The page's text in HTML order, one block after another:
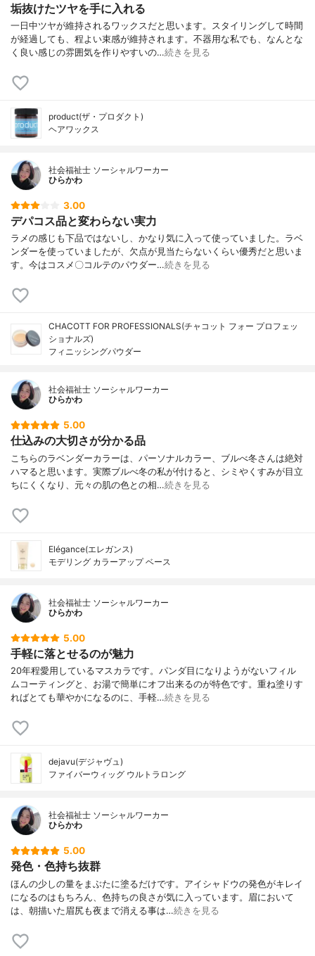
垢抜けたツヤを手に入れる
一日中ツヤが維持されるワックスだと思います。スタイリングして時間
が経過しても、程よい束感が維持されます。不器用な私でも、なんとな
く良い感じの雰囲気を作りやすいの…続きを見る
product(ザ・プロダクト)
ヘアワックス
社会福祉士 ソーシャルワーカー
ひらかわ
3.00
デパコス品と変わらない実力
ラメの感じも下品ではないし、かなり気に入って使っていました。ラベ
ンダーを使っていましたが、欠点が見当たらないくらい優秀だと思いま
す。今はコスメ〇コルテのパウダー…続きを見る
CHACOTT FOR PROFESSIONALS(チャコット フォー プロフェッ
ショナルズ)
フィニッシングパウダー
社会福祉士 ソーシャルワーカー
ひらかわ
5.00
仕込みの大切さが分かる品
こちらのラベンダーカラーは、パーソナルカラー、ブルべ冬さんは絶対
ハマると思います。実際ブルべ冬の私が付けると、シミやくすみが目立
ちにくくなり、元々の肌の色との相…続きを見る
Elégance(エレガンス)
モデリング カラーアップ ベース
社会福祉士 ソーシャルワーカー
ひらかわ
5.00
手軽に落とせるのが魅力
20年程愛用しているマスカラです。パンダ目になりようがないフィル
ムコーティングと、お湯で簡単にオフ出来るのが特色です。重ね塗りす
ればとても華やかになるのに、手軽…続きを見る
dejavu(デジャヴュ)
ファイバーウィッグ ウルトラロング
社会福祉士 ソーシャルワーカー
ひらかわ
5.00
発色・色持ち抜群
ほんの少しの量をまぶたに塗るだけです。アイシャドウの発色がキレイ
になるのはもちろん、色持ちの良さが気に入っています。眉において
は、朝描いた眉尻も夜まで消える事は…続きを見る